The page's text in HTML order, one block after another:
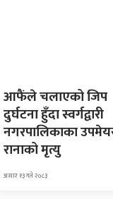
आफैंले चलाएको जिप
दुर्घटना हुँदा स्वर्गद्वारी
नगरपालिकाका
रानाको मृत्यु
असार १३ गते २०८३